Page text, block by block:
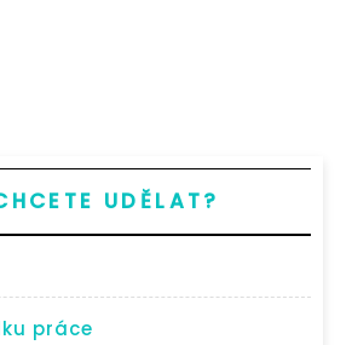
UDĚLAT?
práce